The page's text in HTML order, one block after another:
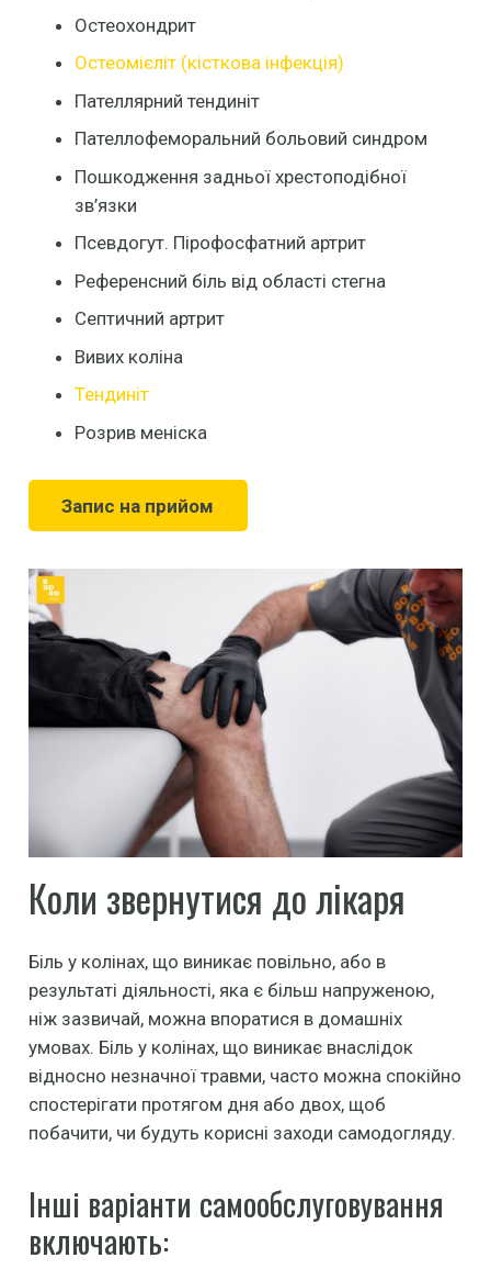
Остеохондрит
Остеомієліт (кісткова інфекція)
Пателлярний тендиніт
Пателлофеморальний больовий синдром
Пошкодження задньої хрестоподібної
зв’язки
Псевдогут. Пірофосфатний артрит
Референсний біль від області стегна
Септичний артрит
Вивих коліна
Тендиніт
Розрив меніска
Запис на прийом
Коли звернутися до лікаря
Біль у колінах, що виникає повільно, або в
результаті діяльності, яка є більш напруженою,
ніж зазвичай, можна впоратися в домашніх
умовах. Біль у колінах, що виникає внаслідок
відносно незначної травми, часто можна спокійно
спостерігати протягом дня або двох, щоб
побачити, чи будуть корисні заходи самодогляду.
Інші варіанти самообслуговування
включають: